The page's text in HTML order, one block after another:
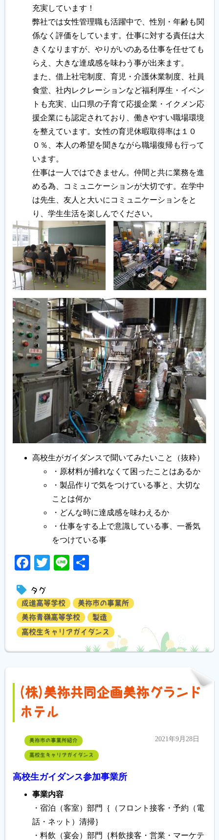
充実しています！
弊社では女性管理職も活躍中で、性別・年齢も関
係なく評価をしています。仕事に対する責任は大
きくなりますが、やりがいのある仕事を任せても
らえ、大きな達成感を味わう事が出来ます。
また、借上社宅制度、育児・介護休業制度、社員
食堂、社内レクレーションなど福利厚生・イベン
トも充実、山口県の子育て応援企業・イクメン応
援企業にも認定されており、働きやすい職場環境
を整えています。女性の育児休暇取得率は１０
０％、本人の希望を聞きながら職場復帰も行って
います。
仕事は一人ではできません。仲間と共に業務を進
める為、コミュニケーションが大切です。在学中
は先生、友人と大いにコミュニケーションをと
り、学生生活を楽しんでください。
高校生がガイダンスで聞いてみたいこと（抜粋）
・原材料が捕れなくて困ったことはあるか
・製品作りで気をつけている事と、大切な
ことは何か
・どんな時に達成感を味わえるか
・仕事をする上で意識している事、一番気
をつけている事
Facebook
Twitter
Line
タグ
成進高等学校
美祢市の事業所
美祢青嶺高等学校
製造
高校生キャリアガイダンス
(株)美祢共同企画美祢グランド
ホテル
美祢市の事業所紹介
高校生キャリアガイダンス
2021年9月28日
高校生ガイダンス参加事業所
事業内容
・宿泊（客室）部門｛（フロント接客・予約（電
話・ネット）清掃｝
・料飲（宴会）部門｛料飲接客・営業・マーケテ